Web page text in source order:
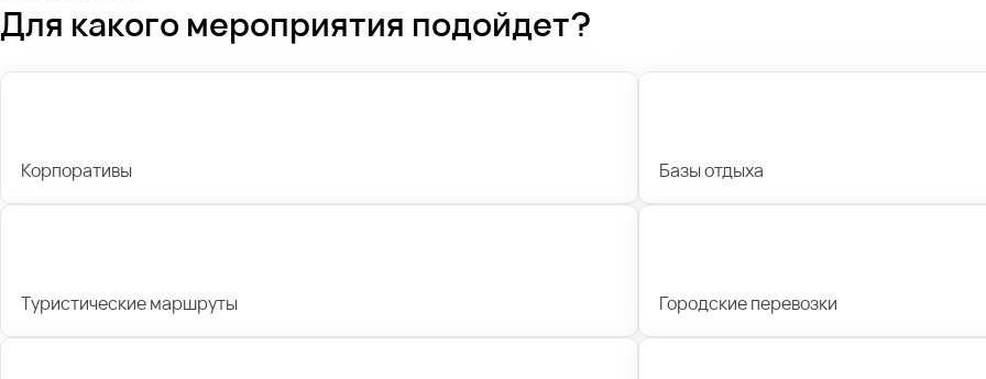
Для какого мероприятия подойдет?
Корпоративы Базы отдыха
Туристические маршруты Городские перевозки